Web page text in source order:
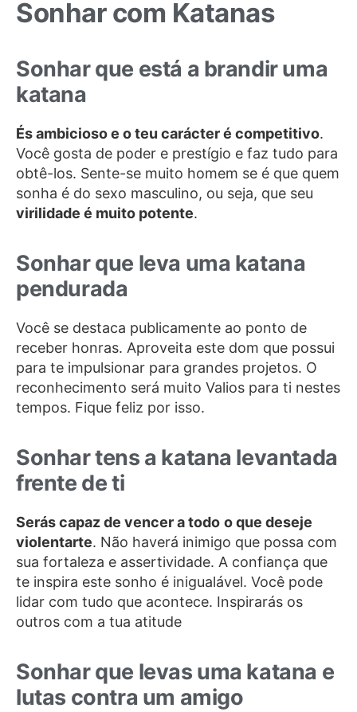
Sonhar com Katanas
Sonhar que está a brandir uma
katana
És ambicioso e o teu carácter é competitivo.
Você gosta de poder e prestígio e faz tudo para
obtê-los. Sente-se muito homem se é que quem
sonha é do sexo masculino, ou seja, que seu
virilidade é muito potente.
Sonhar que leva uma katana
pendurada
Você se destaca publicamente ao ponto de
receber honras. Aproveita este dom que possui
para te impulsionar para grandes projetos. O
reconhecimento será muito Valios para ti nestes
tempos. Fique feliz por isso.
Sonhar tens a katana levantada
frente de ti
Serás capaz de vencer a todo o que deseje
violentarte. Não haverá inimigo que possa com
sua fortaleza e assertividade. A confiança que
te inspira este sonho é inigualável. Você pode
lidar com tudo que acontece. Inspirarás os
outros com a tua atitude
Sonhar que levas uma katana e
lutas contra um amigo